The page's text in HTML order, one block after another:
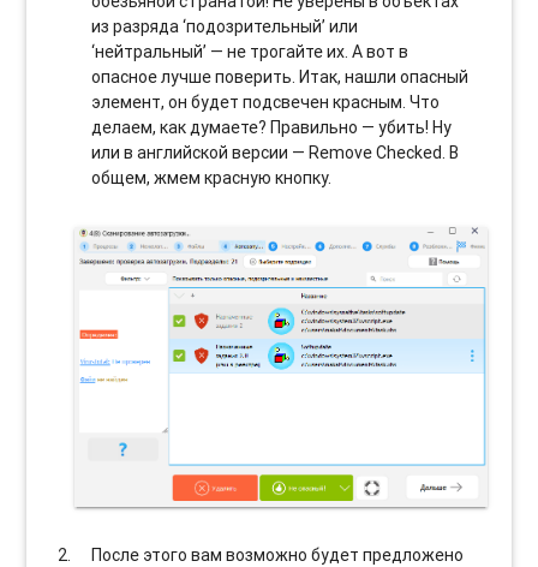
из разряда ‘подозрительный’ или
‘нейтральный’ — не трогайте их. А вот в
опасное лучше поверить. Итак, нашли опасный
элемент, он будет подсвечен красным. Что
делаем, как думаете? Правильно — убить! Ну
или в английской версии — Remove Checked. В
общем, жмем красную кнопку.
После этого вам возможно будет предложено